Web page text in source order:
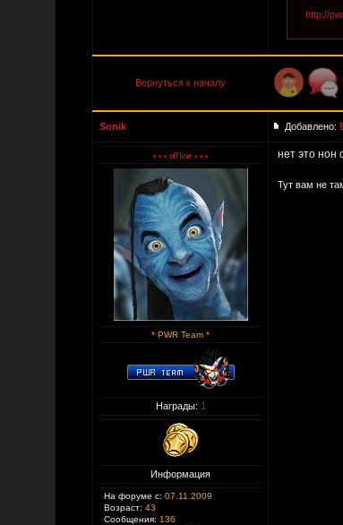
http://
Вернуться к началу
Sonik Добавлено:
* PWR Team *
Награды: 1
Информация
На форуме с: 07.11.2009
Возраст: 43
Сообщения: 136
нет это нон
Тут вам не